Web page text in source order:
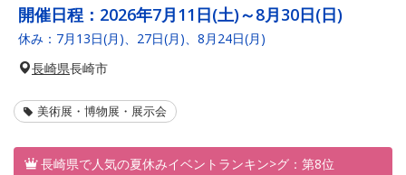
開催日程： 2026年7月11日(土)～8月30日(日)
休み：7月13日(月)、27日(月)、8月24日(月)
長崎県長崎市
美術展・博物展・展示会
長崎県で人気の夏休みイベントランキン>グ：第8位